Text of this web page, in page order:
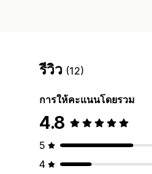
รีวิว (12)
การให้คะแนนโดยรวม
4.8
5
4